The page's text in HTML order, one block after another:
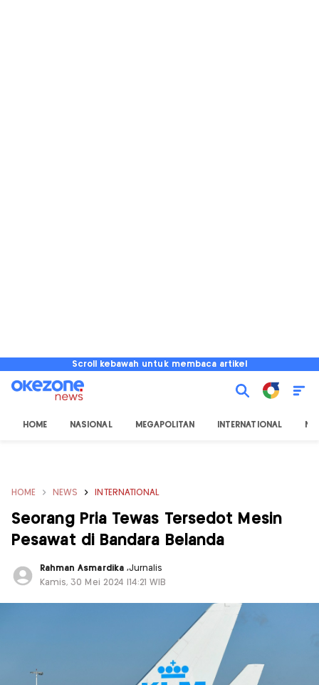
Scroll kebawah untuk membaca artikel
HOME NASIONAL MEGAPOLITAN INTERNATIONAL
HOME NEWS INTERNATIONAL
Seorang Pria Tewas Tersedot Mesin
Pesawat di Bandara Belanda
Rahman Asmardika ,Jurnalis
Kamis, 30 Mei 2024 |14:21 WIB